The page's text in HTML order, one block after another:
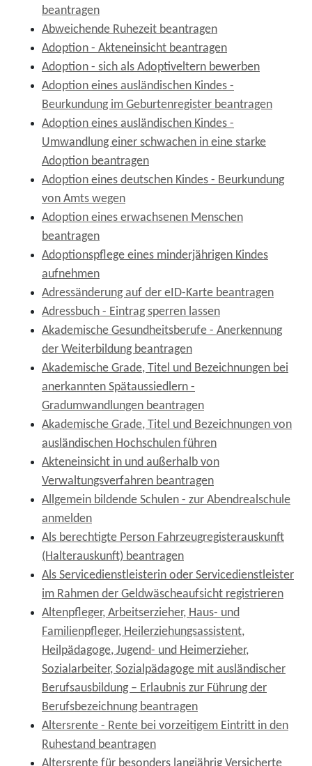
beantragen
Abweichende Ruhezeit beantragen
Adoption - Akteneinsicht beantragen
Adoption - sich als Adoptiveltern bewerben
Adoption eines ausländischen Kindes -
Beurkundung im Geburtenregister beantragen
Adoption eines ausländischen Kindes -
Umwandlung einer schwachen in eine starke
Adoption beantragen
Adoption eines deutschen Kindes - Beurkundung
von Amts wegen
Adoption eines erwachsenen Menschen
beantragen
Adoptionspflege eines minderjährigen Kindes
aufnehmen
Adressänderung auf der eID-Karte beantragen
Adressbuch - Eintrag sperren lassen
Akademische Gesundheitsberufe - Anerkennung
der Weiterbildung beantragen
Akademische Grade, Titel und Bezeichnungen bei
anerkannten Spätaussiedlern -
Gradumwandlungen beantragen
Akademische Grade, Titel und Bezeichnungen von
ausländischen Hochschulen führen
Akteneinsicht in und außerhalb von
Verwaltungsverfahren beantragen
Allgemein bildende Schulen - zur Abendrealschule
anmelden
Als berechtigte Person Fahrzeugregisterauskunft
(Halterauskunft) beantragen
Als Servicedienstleisterin oder Servicedienstleister
im Rahmen der Geldwäscheaufsicht registrieren
Altenpfleger, Arbeitserzieher, Haus- und
Familienpfleger, Heilerziehungsassistent,
Heilpädagoge, Jugend- und Heimerzieher,
Sozialarbeiter, Sozialpädagoge mit ausländischer
Berufsausbildung – Erlaubnis zur Führung der
Berufsbezeichnung beantragen
Altersrente - Rente bei vorzeitigem Eintritt in den
Ruhestand beantragen